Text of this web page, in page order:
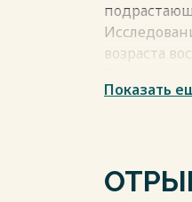
возраста
мету
Как
Показать